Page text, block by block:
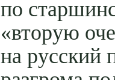
по
«вторую
на русский